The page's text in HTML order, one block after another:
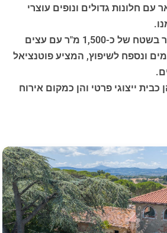
חלונות גדולים ונופים עוצרי
הנכס כולל פארק מגודר בשטח של כ-1,500 מ"ר עם עצים
ונספח לשיפוץ, המציע פוטנציאל
כבית ייצוגי פרטי והן כמקום אירוח